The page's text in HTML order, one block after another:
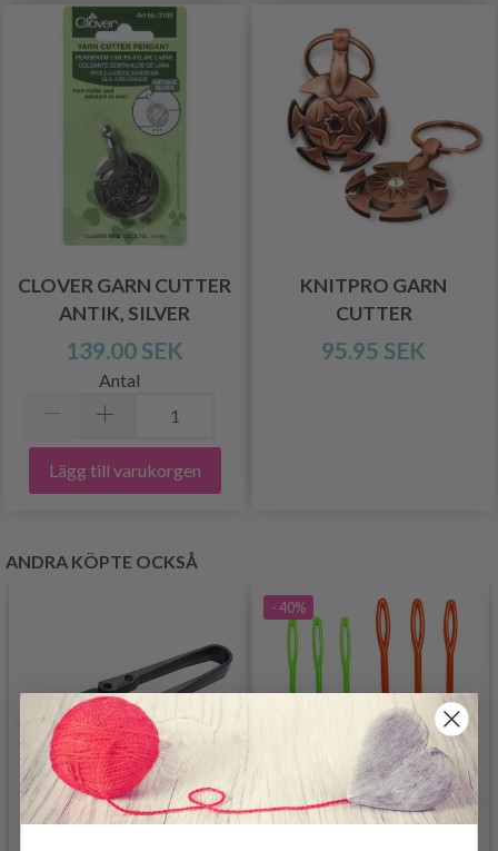
CLOVER GARN CUTTER
ANTIK, SILVER
139.00 SEK
Antal
Lägg till varukorgen
KNITPRO GARN
CUTTER
95.95 SEK
ANDRA KÖPTE OCKSÅ
- 40%